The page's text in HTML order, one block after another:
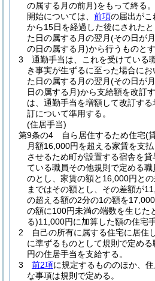
の属する月の前月)をもって終る。
開始については、 前項の届出がこ
から15日を経過した後にされた
た日の属する月の翌月(その日が
の日の属する月)から行うものとす
3
通勤手当は、これを受けている
き事実が生ずるに至った場合に
た日の属する月の翌月(その日が
日の属する月)から支給額を改訂す
は、通勤手当を増額して改訂す
訂について準用する。
(住居手当)
第9条の4
自ら居住するため住宅(
月額16,000円を超える家賃を支
させるため町が設置する宿舎を
ている職員その他規則で定める職
のとし、家賃の額と16,000円と
まではその額とし、その差額が
の超える額の2分の1の額を
の額に100円未満の端数を生じた
る)11,000円に加算した額の住宅
2
自己の所有に属する住宅に居住
に準ずるものとして規則で定め
円の住居手当を支給する。
3
前2項に規定するもののほか、
な事項は規則で定める。